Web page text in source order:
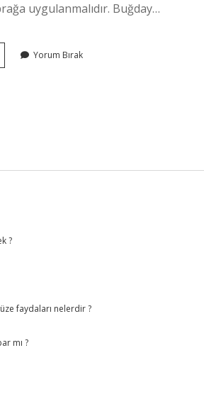
uygulanmalıdır. Buğday…
Yorum Bırak
?
faydaları nelerdir ?
mı ?